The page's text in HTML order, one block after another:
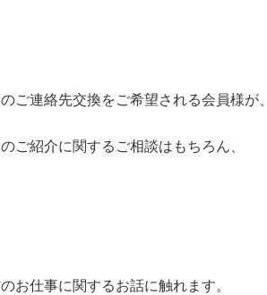
ご連絡先交換をご希望される会員様が、
ご紹介に関するご相談はもちろん、
お仕事に関するお話に触れます。